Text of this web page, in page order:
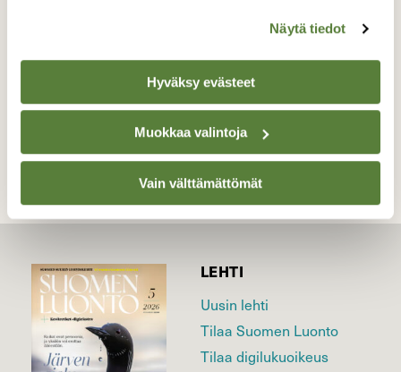
Näytä tiedot
Hyväksy evästeet
Muokkaa valintoja
Vain välttämättömät
TAKAISIN LISTAAN
LEHTI
Uusin lehti
Tilaa Suomen Luonto
Tilaa digilukuoikeus